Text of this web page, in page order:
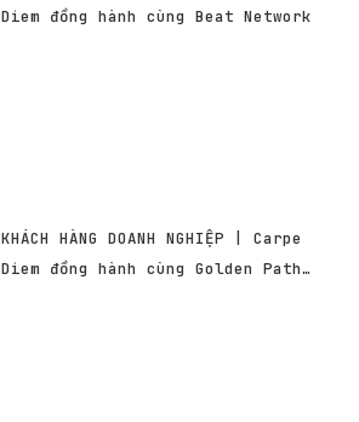
Diem đồng hành cùng Beat Network
KHÁCH HÀNG DOANH NGHIỆP | Carpe
Diem đồng hành cùng Golden Path